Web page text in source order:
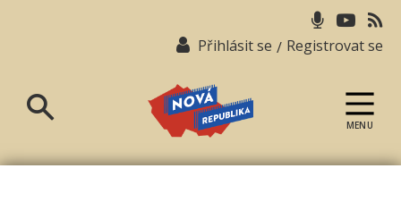
Přihlásit se / Registrovat se
republika
MENU